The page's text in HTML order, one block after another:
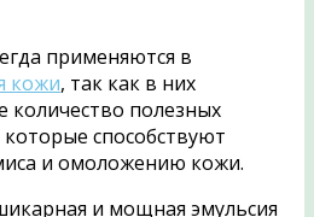
применяются в
кожи, так как в них
количество полезных
способствуют
и омоложению кожи.
и мощная эмульсия